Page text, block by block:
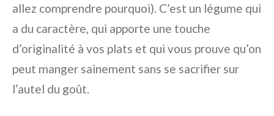
allez comprendre pourquoi). C’est un légume qui
a du caractère, qui apporte une touche
d’originalité à vos plats et qui vous prouve qu’on
peut manger sainement sans se sacrifier sur
l’autel du goût.